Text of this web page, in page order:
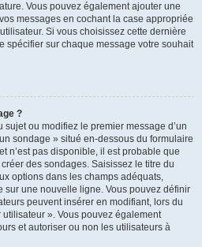
Vous pouvez également ajouter une
messages en cochant la case appropriée
Si vous choisissez cette dernière
spécifier sur chaque message votre souhait
?
ou modifiez le premier message d’un
sondage » situé en-dessous du formulaire
n’est pas disponible, il est probable que
des sondages. Saisissez le titre du
options dans les champs adéquats,
sur une nouvelle ligne. Vous pouvez définir
peuvent insérer en modifiant, lors du
». Vous pouvez également
et autoriser ou non les utilisateurs à